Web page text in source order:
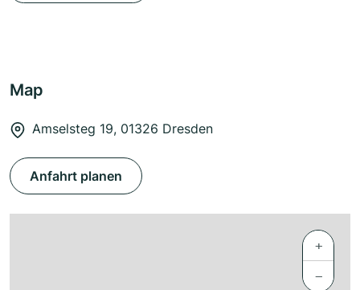
Map
Amselsteg 19, 01326 Dresden
Anfahrt planen
+
−